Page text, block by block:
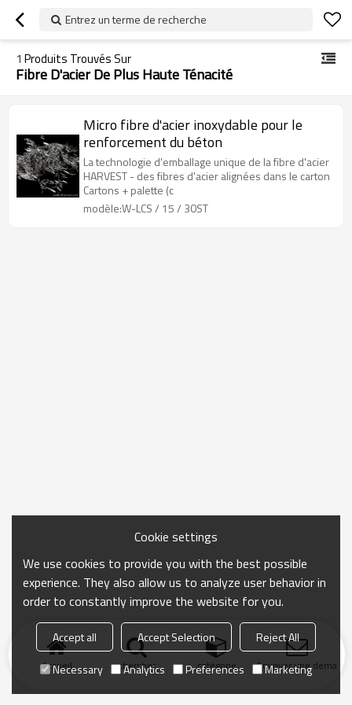
Entrez un terme de recherche
1 Produits Trouvés Sur
Fibre D'acier De Plus Haute Ténacité
Micro fibre d'acier inoxydable pour le
renforcement du béton
La technologie d'emballage unique de la fibre d'acier
HARVEST - des fibres d'acier alignées dans le carton
Cartons + palette (c
modèle:W-LCS / 15 / 30ST
Accueil chercher catégorie Envoyer une
Cookie settings
We use cookies to provide you with the best possible
experience. They also allow us to analyze user behavior in
order to constantly improve the website for you.
Accept all Accept Selection
Reject All
Necessary
Analytics Preferences Marketing